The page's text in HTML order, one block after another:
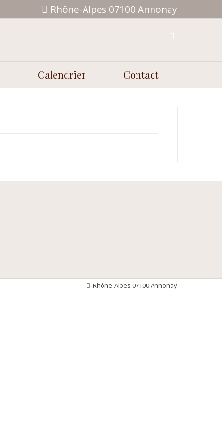
Rhône-Alpes 07100 Annonay
Calendrier Contact
Rhône-Alpes 07100 Annonay